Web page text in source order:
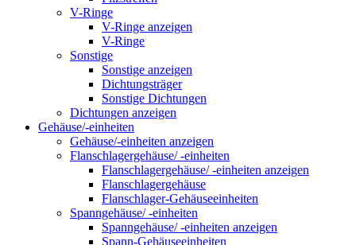
V-Ringe
V-Ringe anzeigen
V-Ringe
Sonstige
Sonstige anzeigen
Dichtungsträger
Sonstige Dichtungen
Dichtungen anzeigen
Gehäuse/-einheiten
Gehäuse/-einheiten anzeigen
Flanschlagergehäuse/ -einheiten
Flanschlagergehäuse/ -einheiten anzeigen
Flanschlagergehäuse
Flanschlager-Gehäuseeinheiten
Spanngehäuse/ -einheiten
Spanngehäuse/ -einheiten anzeigen
Spann-Gehäuseeinheiten